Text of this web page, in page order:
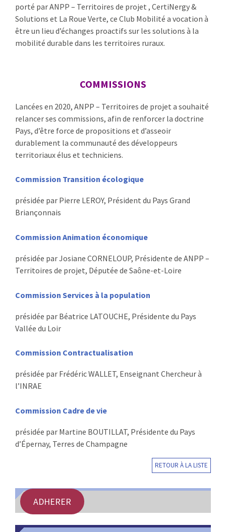
porté par ANPP – Territoires de projet , CertiNergy &
Solutions et La Roue Verte, ce Club Mobilité a vocation à
être un lieu d’échanges proactifs sur les solutions à la
mobilité durable dans les territoires ruraux.
COMMISSIONS
Lancées en 2020, ANPP – Territoires de projet a souhaité
relancer ses commissions, afin de renforcer la doctrine
Pays, d’être force de propositions et d’asseoir
durablement la communauté des développeurs
territoriaux élus et techniciens.
Commission Transition écologique
présidée par Pierre LEROY, Président du Pays Grand
Briançonnais
Commission Animation économique
présidée par Josiane CORNELOUP, Présidente de ANPP –
Territoires de projet, Députée de Saône-et-Loire
Commission Services à la population
présidée par Béatrice LATOUCHE, Présidente du Pays
Vallée du Loir
Commission Contractualisation
présidée par Frédéric WALLET, Enseignant Chercheur à
l’INRAE
Commission Cadre de vie
présidée par Martine BOUTILLAT, Présidente du Pays
d’Épernay, Terres de Champagne
RETOUR À LA LISTE
ADHERER